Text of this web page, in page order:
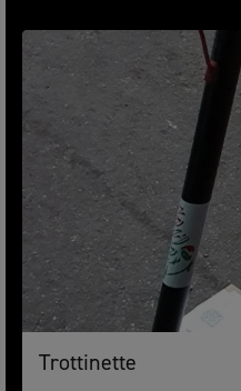
Trottinette